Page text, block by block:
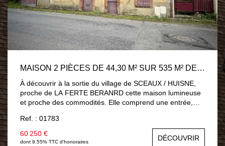
MAISON 2 PIÈCES DE 44,30 M² SUR 535 M² DE TERRAIN ? SORTIE DE VILLAGE
À découvrir à la sortie du village de SCEAUX / HUISNE,
proche de LA FERTE BERANRD cette maison lumineuse
et proche des commodités. Elle comprend une entrée,
chambre. Le sous-sol complet avec caves et garage
apporte un véritable confort de rangement. Des travaux
sont à prévoir, l'occasion de personnaliser la maison
Ref. : 01783
60 250 €
dont 9.55% TTC d'honoraires DÉCOUVRIR